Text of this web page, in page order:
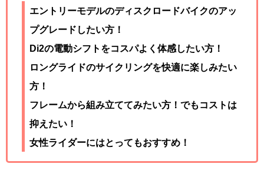
エントリーモデルのディスクロードバイクのアッ
プグレードしたい方！
Di2の電動シフトをコスパよく体感したい方！
ロングライドのサイクリングを快適に楽しみたい
方！
フレームから組み立ててみたい方！でもコストは
抑えたい！
女性ライダーにはとってもおすすめ！